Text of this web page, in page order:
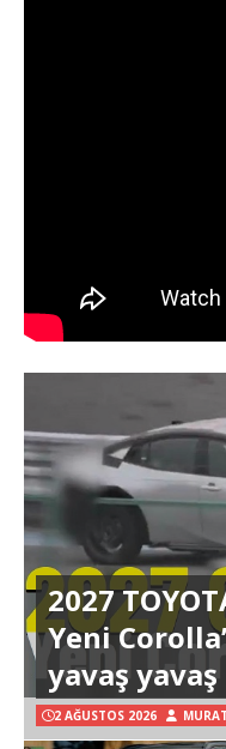
2027
Yeni
yavaş
2 AĞUSTOS 2026